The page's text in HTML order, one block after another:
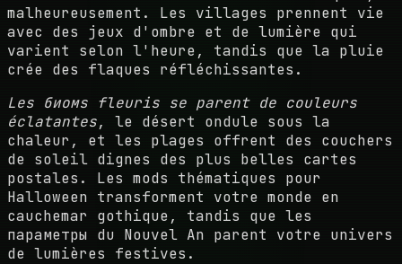
malheureusement. Les villages prennent vie
avec des jeux d'ombre et de lumière qui
varient selon l'heure, tandis que la pluie
crée des flaques réfléchissantes.
Les биомs fleuris se parent de couleurs
éclatantes, le désert ondule sous la
chaleur, et les plages offrent des couchers
de soleil dignes des plus belles cartes
postales. Les mods thématiques pour
Halloween transforment votre monde en
cauchemar gothique, tandis que les
параметры du Nouvel An parent votre univers
de lumières festives.